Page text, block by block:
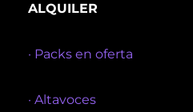
ALQUILER
· Packs en oferta
· Altavoces